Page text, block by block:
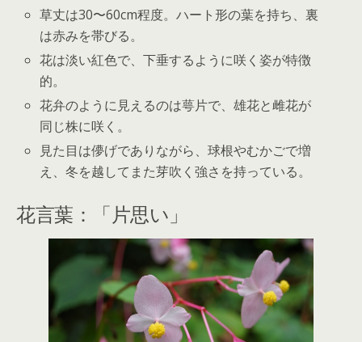
草丈は30〜60cm程度。ハート形の葉を持ち、裏
は赤みを帯びる。
花は淡い紅色で、下垂するように咲く姿が特徴
的。
花弁のように見えるのは萼片で、雄花と雌花が
同じ株に咲く。
見た目は儚げでありながら、球根やむかごで増
え、冬を越してまた芽吹く強さを持っている。
花言葉：「片思い」